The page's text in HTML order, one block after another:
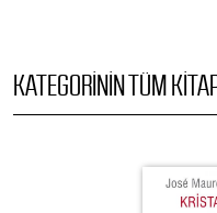
KATEGORININ TÜM